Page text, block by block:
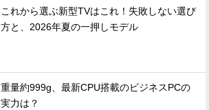
これから選ぶ新型TVはこれ！失敗しない選び
方と、2026年夏の一押しモデル
重量約999g、最新CPU搭載のビジネスPCの
実力は？